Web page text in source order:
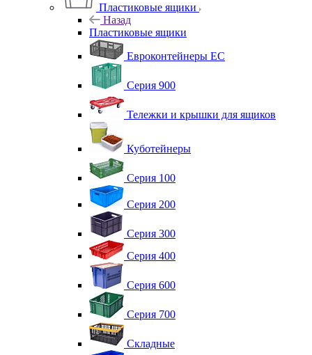
Пластиковые ящики
Назад
Пластиковые ящики
Евроконтейнеры ЕС
Серия 900
Тележки и крышки для ящиков
Куботейнеры
Серия 100
Серия 200
Серия 300
Серия 400
Серия 600
Серия 700
Складные